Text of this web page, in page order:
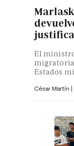
El
migratoria
Estados
César Martín |